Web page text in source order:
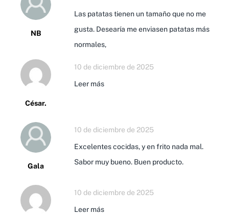
NB
Las patatas tienen un tamaño que no me
gusta. Desearía me enviasen patatas más
normales,
César.
10 de diciembre de 2025
Leer más
Gala
10 de diciembre de 2025
Excelentes cocidas, y en frito nada mal.
Sabor muy bueno. Buen producto.
10 de diciembre de 2025
Leer más